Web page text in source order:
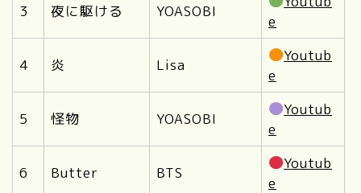
3 夜に駆ける YOASOBI
e
4 炎 Lisa
Youtub
e
5 怪物 YOASOBI
Youtub
e
6 Butter BTS
Youtub
e